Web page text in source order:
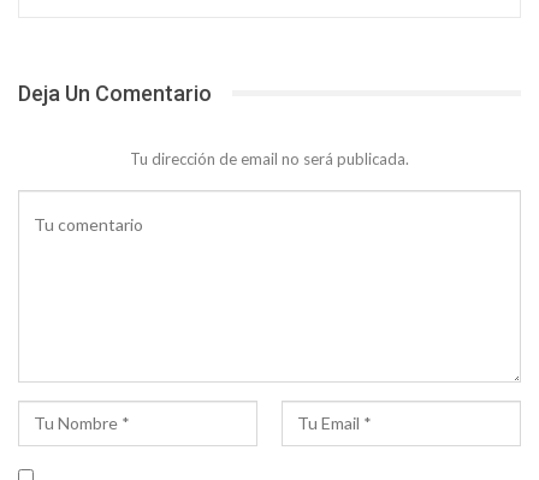
Deja Un Comentario
Tu dirección de email no será publicada.